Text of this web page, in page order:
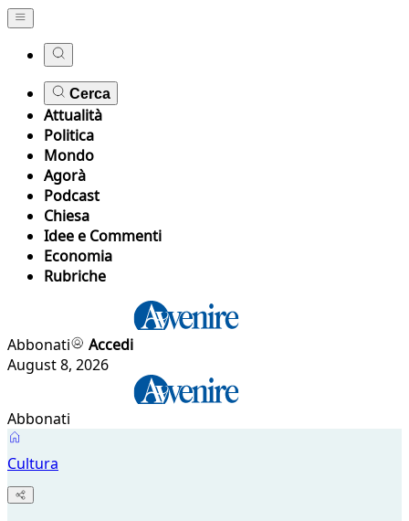
Cerca
Attualità
Politica
Mondo
Agorà
Podcast
Chiesa
Idee e Commenti
Economia
Rubriche
Abbonati
Accedi
August 8, 2026
Abbonati
Cultura